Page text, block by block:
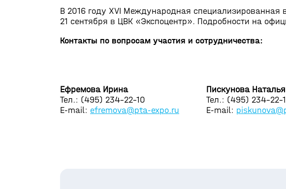
В 2016 году XVI Международная специализированная
21 сентября в ЦВК «Экспоцентр». Подробности на
Контакты по вопросам участия и сотрудничества:
Ефремова Ирина
Тел.: (495) 234-22-10
E-mail: efremova@pta-expo.ru
Пискунова Наталья
Тел.: (495) 234-22-
E-mail: